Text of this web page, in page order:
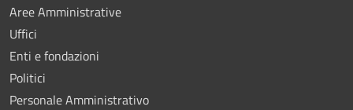
Aree Amministrative
Uffici
Enti e fondazioni
Politici
Personale Amministrativo